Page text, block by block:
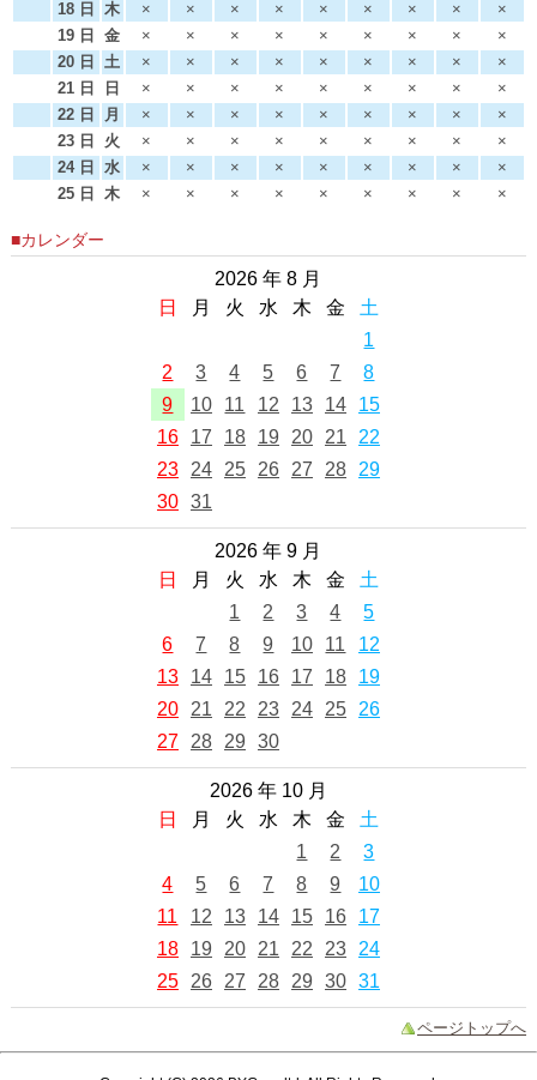
18 日
木 × × × × × × × ×
×
19 日
金 × × × × × × × ×
×
20 日
土 × × × × × × × ×
×
21 日
日 × × × × × × × ×
×
22 日
月 × × × × × × × ×
×
23 日
火 × × × × × × × ×
×
24 日
水 × × × × × × × ×
×
25 日
木 × × × × × × × × ×
■カレンダー
2026 年 8 月
日
月 火 水 木 金
土
1
2
3 4 5 6 7
8
9
10 11 12 13 14
15
16
17 18 19 20 21
22
23
24 25 26 27 28
29
30 31
2026 年 9 月
日
月 火 水 木 金
土
1
2 3 4
5
6
7 8 9 10 11
12
13
14 15 16 17 18
19
20
21 22 23 24 25
26
27
28 29 30
2026 年 10 月
日
月 火 水 木 金
土
1
2
3
4
5 6 7 8 9
10
11
12 13 14 15 16
17
18
19 20 21 22 23
24
25
26 27 28 29 30 31
ページトップへ